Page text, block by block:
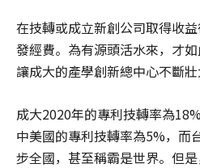
在技轉或成立新創公司取得收
發經費。為有源頭活水來，才如
讓成大的產學創新總中心不斷壯
成大2020年的專利技轉率為
中美國的專利技轉率為5%，而
步全國，甚至稱霸是世界。但是